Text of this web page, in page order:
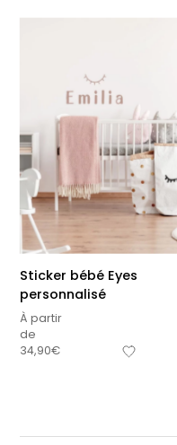
Sticker bébé Eyes
personnalisé
À partir
de
34,90€